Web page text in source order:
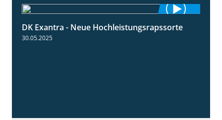
2:15
DK Exantra - Neue Hochleistungsrapssorte
30.05.2025